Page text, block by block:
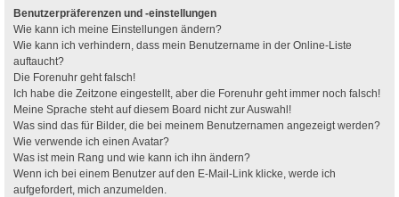
Benutzerpräferenzen und -einstellungen
Wie kann ich meine Einstellungen ändern?
Wie kann ich verhindern, dass mein Benutzername in der Online-Liste
auftaucht?
Die Forenuhr geht falsch!
Ich habe die Zeitzone eingestellt, aber die Forenuhr geht immer noch falsch!
Meine Sprache steht auf diesem Board nicht zur Auswahl!
Was sind das für Bilder, die bei meinem Benutzernamen angezeigt werden?
Wie verwende ich einen Avatar?
Was ist mein Rang und wie kann ich ihn ändern?
Wenn ich bei einem Benutzer auf den E-Mail-Link klicke, werde ich
aufgefordert, mich anzumelden.